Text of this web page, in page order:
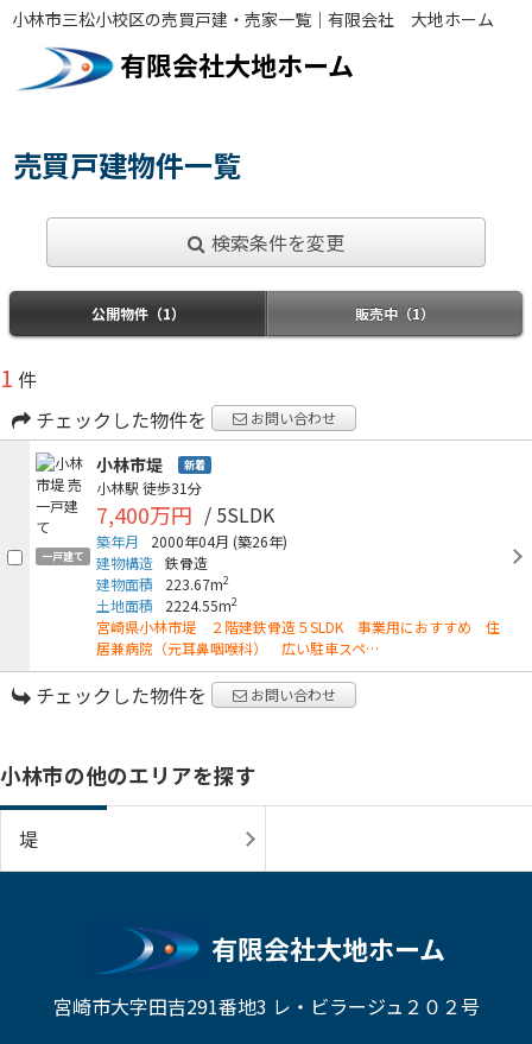
小林市三松小校区の売買戸建・売家一覧｜有限会社 大地ホーム
有限会社大地ホーム
売買戸建物件一覧
検索条件を変更
公開物件（1） 販売中（1）
1 件
チェックした物件を
お問い合わせ
一戸建て
小林市堤 新着
小林駅 徒歩31分
7,400万円 / 5SLDK
築年月 2000年04月 (築26年)
建物構造 鉄骨造
建物面積
223.67m2
土地面積 2224.55m2
宮崎県小林市堤 ２階建鉄骨造５SLDK 事業用におすすめ 住
居兼病院（元耳鼻咽喉科） 広い駐車スペ…
チェックした物件を お問い合わせ
小林市の他のエリアを探す
堤
有限会社大地ホーム
宮崎市大字田吉291番地3 レ・ビラージュ２０２号